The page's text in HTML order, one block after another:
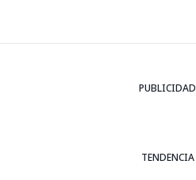
PUBLICIDAD
TENDENCIA